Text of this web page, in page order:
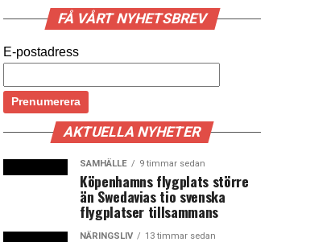
FÅ VÅRT NYHETSBREV
E-postadress
AKTUELLA NYHETER
SAMHÄLLE 9 timmar sedan
Köpenhamns flygplats större
än Swedavias tio svenska
flygplatser tillsammans
NÄRINGSLIV 13 timmar sedan